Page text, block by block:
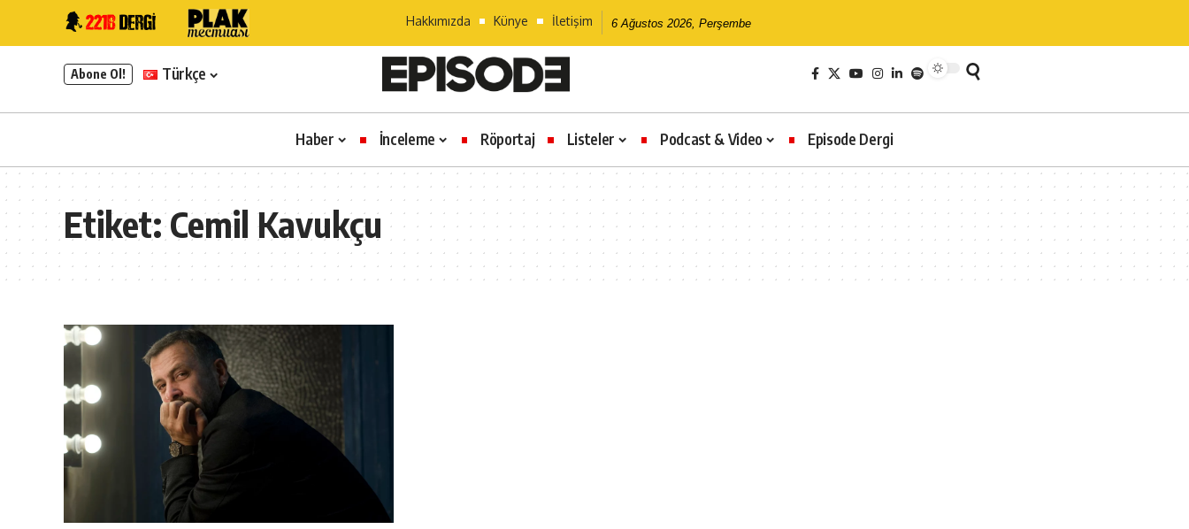
Hakkımızda Künye İletişim 6 Ağustos 2026, Perşembe
Abone Ol! Türkçe
Haber İnceleme Röportaj Listeler Podcast & Video Episode Dergi
Etiket:Cemil Kavukçu